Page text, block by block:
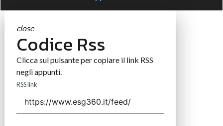
close
Codice Rss
Clicca sul pulsante per copiare il link RSS
negli appunti.
RSS link